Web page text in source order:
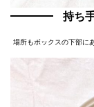
持ち
場所もボックスの下部に